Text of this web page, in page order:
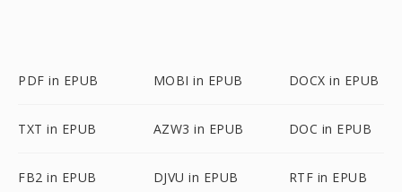
PDF in EPUB MOBI in EPUB DOCX in EPUB
TXT in EPUB AZW3 in EPUB DOC in EPUB
FB2 in EPUB DJVU in EPUB RTF in EPUB